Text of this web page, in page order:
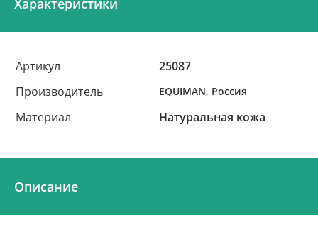
Характеристики
Артикул
25087
Производитель
EQUIMAN, Россия
Материал Натуральная кожа
Описание